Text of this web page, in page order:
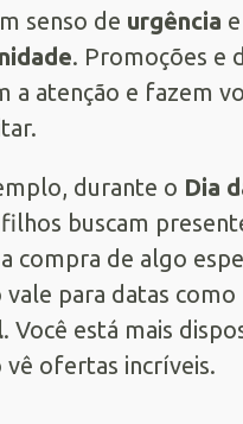
senso de urgência e
. Promoções e
a atenção e fazem
durante o Dia
buscam
compra de algo
vale para datas como
. Você está mais
vê ofertas incríveis.